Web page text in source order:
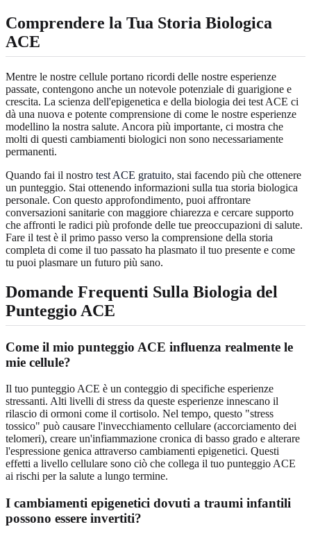
Comprendere la Tua Storia Biologica
ACE
Mentre le nostre cellule portano ricordi delle nostre esperienze
passate, contengono anche un notevole potenziale di guarigione e
crescita. La scienza dell'epigenetica e della biologia dei test ACE ci
dà una nuova e potente comprensione di come le nostre esperienze
modellino la nostra salute. Ancora più importante, ci mostra che
molti di questi cambiamenti biologici non sono necessariamente
permanenti.
Quando fai il nostro test ACE gratuito, stai facendo più che ottenere
un punteggio. Stai ottenendo informazioni sulla tua storia biologica
personale. Con questo approfondimento, puoi affrontare
conversazioni sanitarie con maggiore chiarezza e cercare supporto
che affronti le radici più profonde delle tue preoccupazioni di salute.
Fare il test è il primo passo verso la comprensione della storia
completa di come il tuo passato ha plasmato il tuo presente e come
tu puoi plasmare un futuro più sano.
Domande Frequenti Sulla Biologia del
Punteggio ACE
Come il mio punteggio ACE influenza realmente le
mie cellule?
Il tuo punteggio ACE è un conteggio di specifiche esperienze
stressanti. Alti livelli di stress da queste esperienze innescano il
rilascio di ormoni come il cortisolo. Nel tempo, questo "stress
tossico" può causare l'invecchiamento cellulare (accorciamento dei
telomeri), creare un'infiammazione cronica di basso grado e alterare
l'espressione genica attraverso cambiamenti epigenetici. Questi
effetti a livello cellulare sono ciò che collega il tuo punteggio ACE
ai rischi per la salute a lungo termine.
I cambiamenti epigenetici dovuti a traumi infantili
possono essere invertiti?